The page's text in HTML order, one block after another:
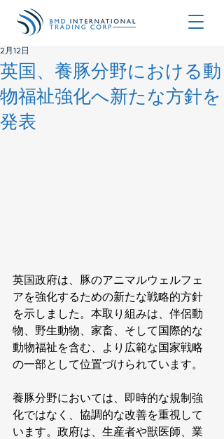
英国、養豚分野における動
物福祉強化へ新たな方針を
発表
2月12日
英国政府は、豚のアニマルウェルフェ
アを強化するための新たな戦略的方針
を示しました。本取り組みは、伴侶動
物、野生動物、家畜、そして国際的な
動物福祉を含む、より広範な国家戦略
の一部として位置づけられています。
養豚分野においては、即時的な規制強
化ではなく、協調的な改善を重視して
います。政府は、生産者や獣医師、業